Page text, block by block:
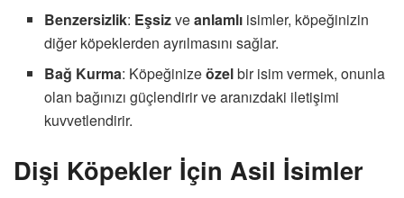
Benzersizlik: Eşsizveanlamlı isimler, köpeğinizin
diğer köpeklerden ayrılmasını sağlar.
Bağ Kurma: Köpeğinizeözelbir isim vermek, onunla
olan bağınızı güçlendirir ve aranızdaki iletişimi
kuvvetlendirir.
Dişi Köpekler İçin Asil İsimler